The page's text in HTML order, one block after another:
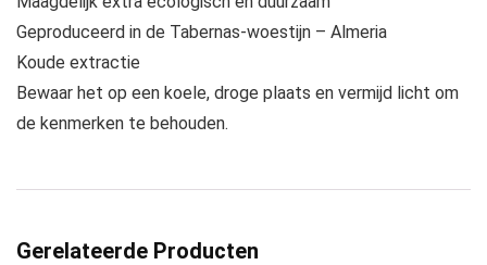
Geproduceerd in de Tabernas-woestijn – Almeria
Koude extractie
Bewaar het op een koele, droge plaats en vermijd licht om
de kenmerken te behouden.
Gerelateerde Producten